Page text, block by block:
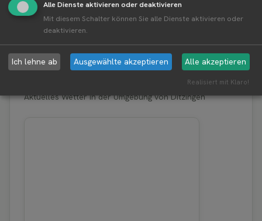
Aktuelles Wetter in der Umgebung von Ditzingen
Alle Dienste aktivieren oder deaktivieren
Mit diesem Schalter können Sie alle Dienste aktivieren oder
deaktivieren.
Ich lehne ab Ausgewählte akzeptieren Alle akzeptieren
Realisiert mit Klaro!